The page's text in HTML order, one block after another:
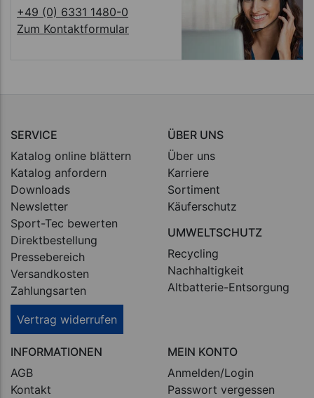
+49 (0) 6331 1480-0
Zum Kontaktformular
SERVICE
Katalog online blättern
Katalog anfordern
Downloads
Newsletter
Sport-Tec bewerten
Direktbestellung
Pressebereich
Versandkosten
Zahlungsarten
Vertrag widerrufen
ÜBER UNS
Über uns
Karriere
Sortiment
Käuferschutz
UMWELTSCHUTZ
Recycling
Nachhaltigkeit
Altbatterie-Entsorgung
INFORMATIONEN
AGB
Kontakt
MEIN KONTO
Anmelden/Login
Passwort vergessen